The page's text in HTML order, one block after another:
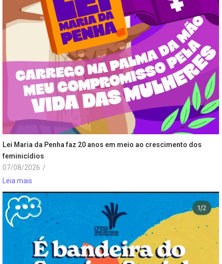
Lei Maria da Penha faz 20 anos em meio ao crescimento dos
feminicídios
07/08/2026 /
Leia mais